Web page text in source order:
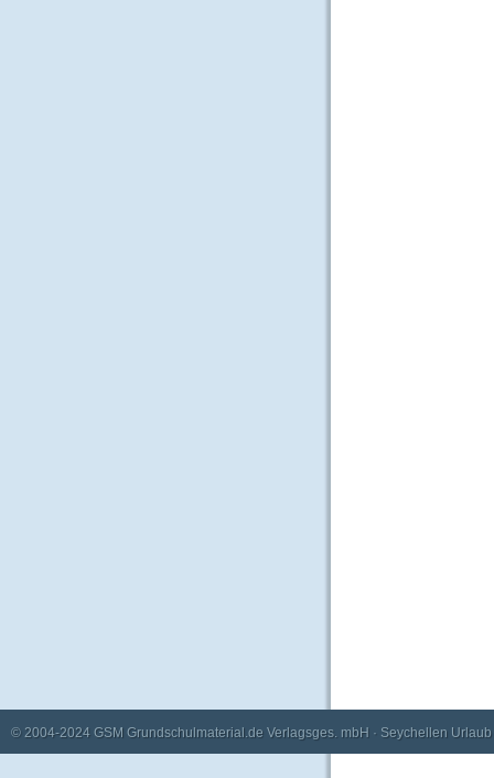
© 2004-2024 GSM Grundschulmaterial.de Verlagsges. mbH · Seychellen Urlaub